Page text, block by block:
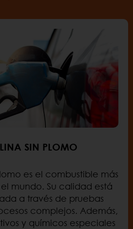
SIN PLOMO
es el combustible más
mundo. Su calidad está
a través de pruebas
complejos. Además,
y químicos especiales